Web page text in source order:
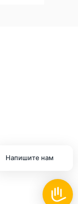
Напишите нам